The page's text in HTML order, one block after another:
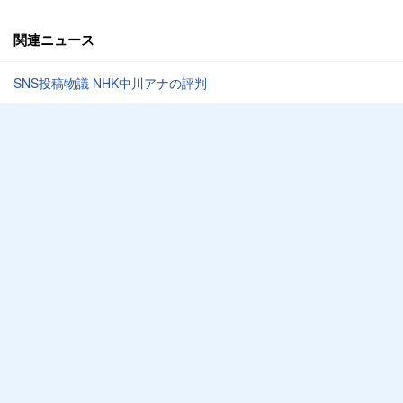
関連ニュース
SNS投稿物議 NHK中川アナの評判